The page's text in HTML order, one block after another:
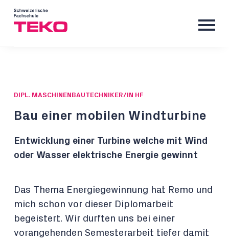
DIPL. MASCHINENBAUTECHNIKER/IN HF
Bau einer mobilen Windturbine
Entwicklung einer Turbine welche mit Wind
oder Wasser elektrische Energie gewinnt
Das Thema Energiegewinnung hat Remo und
mich schon vor dieser Diplomarbeit
begeistert. Wir durften uns bei einer
vorangehenden Semesterarbeit tiefer damit